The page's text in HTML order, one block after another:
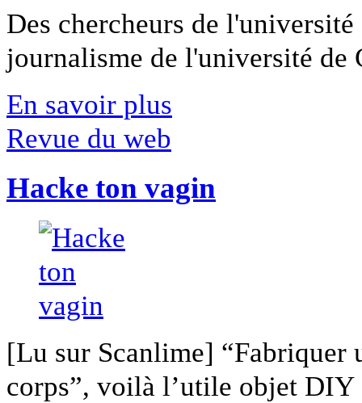
Des chercheurs de
journalisme de l'université
En savoir plus
Revue du web
Hacke ton vagin
[Lu sur Scanlime] “Fabriquer
corps”, voilà l’utile objet